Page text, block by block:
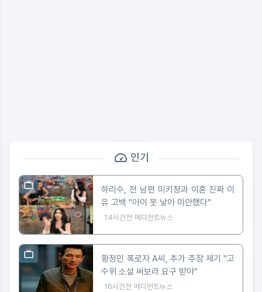
인기
하리수, 전 남편 미키정과 이혼 진짜 이
유 고백 "아이 못 낳아 미안했다"
14시간전 메디먼트뉴스
황정민 폭로자 A씨, 추가 주장 제기 "고
수위 소설 써보라 요구 받아"
16시간전 메디먼트뉴스